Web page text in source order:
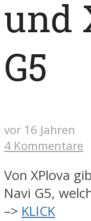
und
G5
vor 16 Jahren
4 Kommentare
Von XPlova
Navi G5,
–> KLICK